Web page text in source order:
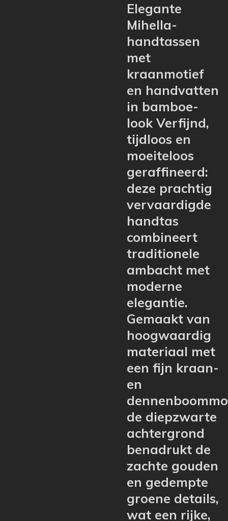
Elegante
Mihella-
handtassen
met
kraanmotief
en handvatten
in bamboe-
look Verfijnd,
tijdloos en
moeiteloos
geraffineerd:
deze prachtig
vervaardigde
handtas
combineert
traditionele
ambacht met
moderne
elegantie.
Gemaakt van
hoogwaardig
materiaal met
een fijn kraan-
en
de diepzwarte
achtergrond
benadrukt de
zachte gouden
en gedempte
groene details,
wat een rijke,